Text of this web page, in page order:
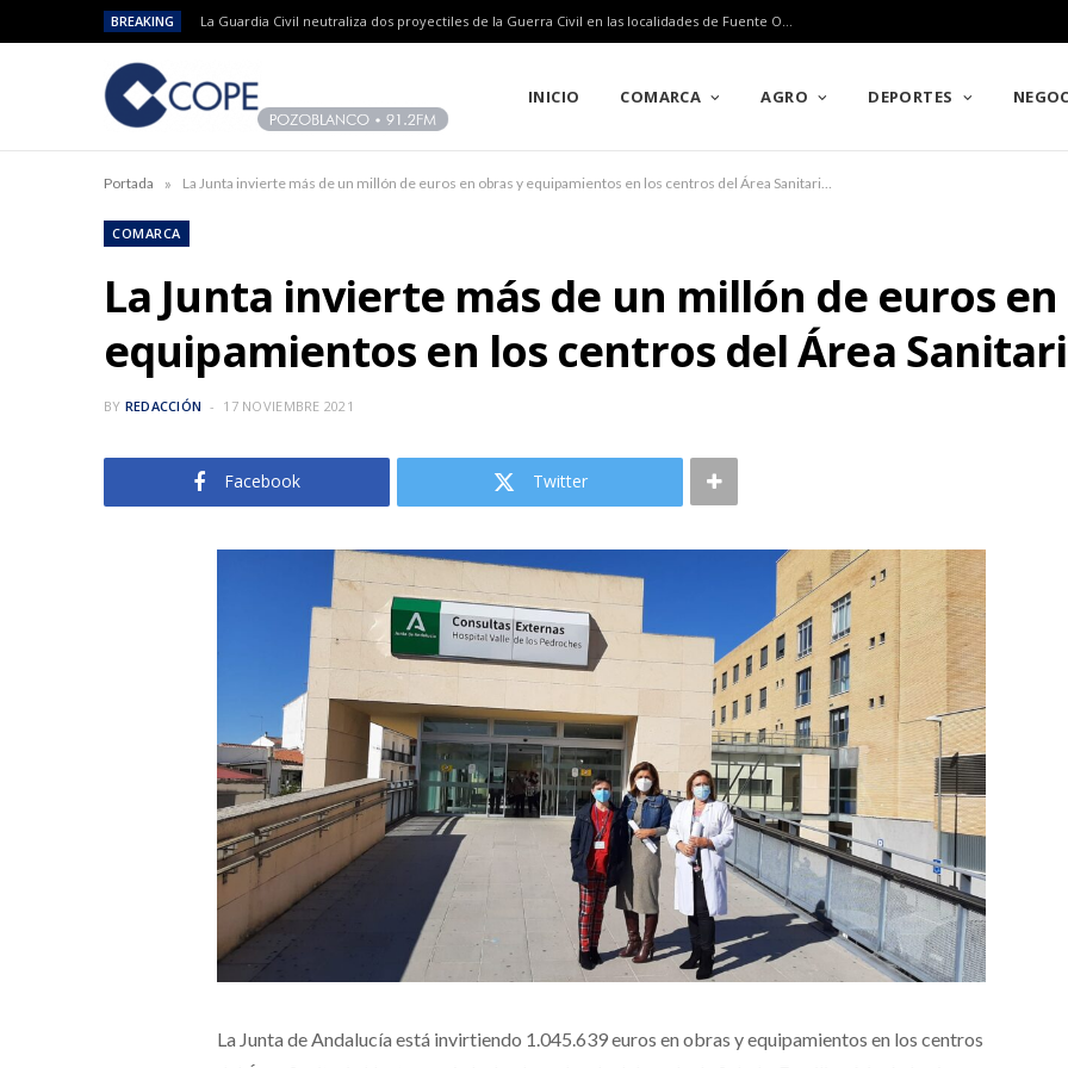
BREAKING La Guardia Civil neutraliza dos proyectiles de la Guerra Civil en las localidades de Fuente Obejuna y Peñarroya-Pueblonuevo
INICIO COMARCA AGRO DEPORTES
Portada »
COMARCA
La Junta invierte más de un millón de euros
equipamientos en los centros del Área
BY REDACCIÓN 17 NOVIEMBRE 2021
Facebook Twitter
La Junta de Andalucía está invirtiendo 1.045.639 euros en obras y equipamientos en los centros